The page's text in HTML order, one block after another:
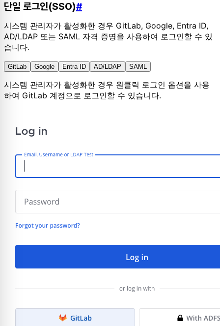
단일 로그인(SSO)#
시스템 관리자가 활성화한 경우 GitLab, Google, Entra ID,
AD/LDAP 또는 SAML 자격 증명을 사용하여 로그인할 수 있
습니다.
GitLab Google Entra ID AD/LDAP SAML
시스템 관리자가 활성화한 경우 원클릭 로그인 옵션을 사용
하여 GitLab 계정으로 로그인할 수 있습니다.